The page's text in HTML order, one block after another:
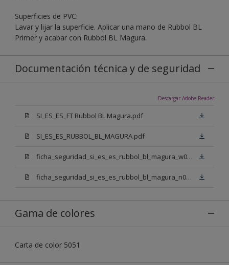
Superficies de PVC:
Lavar y lijar la superficie. Aplicar una mano de Rubbol BL
Primer y acabar con Rubbol BL Magura.
Documentación técnica y de seguridad
Descargar Adobe Reader
SI_ES_ES_FT Rubbol BL Magura.pdf
SI_ES_ES_RUBBOL_BL_MAGURA.pdf
ficha_seguridad_si_es_es_rubbol_bl_magura_w05.pdf
ficha_seguridad_si_es_es_rubbol_bl_magura_n00.pdf
Gama de colores
Carta de color 5051